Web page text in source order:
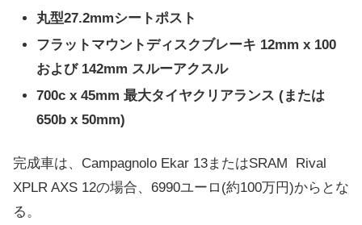
丸型27.2mmシートポスト
フラットマウントディスクブレーキ 12mm x 100
および 142mm スルーアクスル
700c x 45mm 最大タイヤクリアランス (または
650b x 50mm)
完成車は、Campagnolo Ekar 13またはSRAM Rival
XPLR AXS 12の場合、6990ユーロ(約100万円)からとな
る。